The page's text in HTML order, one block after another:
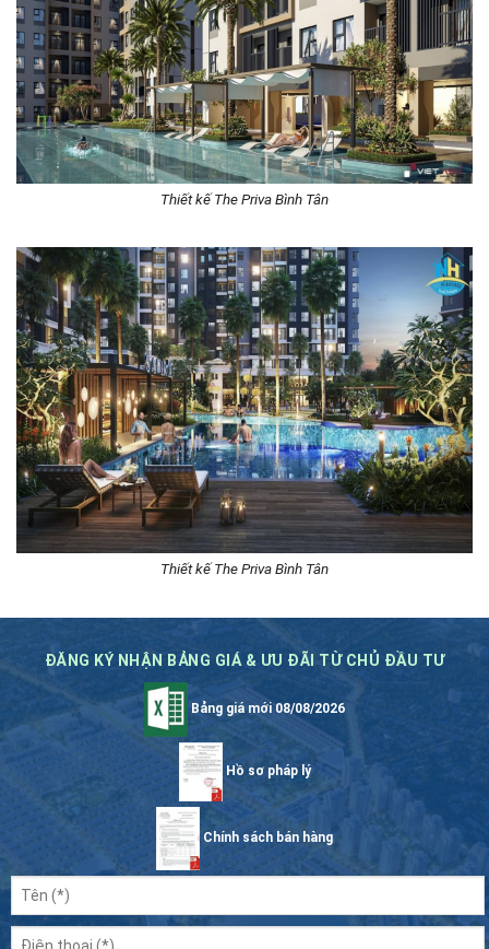
Thiết kế The Priva Bình Tân
Thiết kế The Priva Bình Tân
ĐĂNG KÝ NHẬN BẢNG GIÁ & ƯU ĐÃI TỪ CHỦ ĐẦU TƯ
Bảng giá mới 08/08/2026
Hồ sơ pháp lý
Chính sách bán hàng